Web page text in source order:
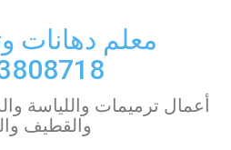
معلم دهانات
أعمال ترميمات واللياسة
والقطيف